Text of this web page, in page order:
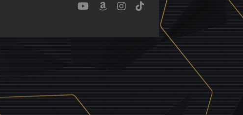
YouTubeBenutzerdefiniert
Instagram
Tiktok